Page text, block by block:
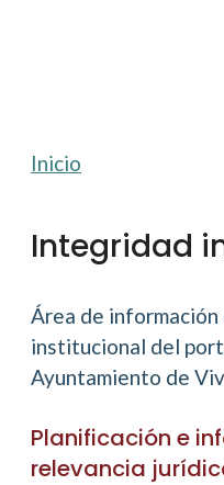
Inicio
Integridad
Área de
institucional del
Ayuntamiento de
Planificación e
relevancia